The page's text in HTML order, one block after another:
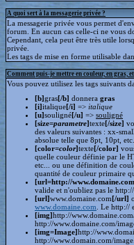
A quoi sert à la messagerie privée ?
La messagerie privée vous permet
forum. En aucun cas celle-ci ne vous
Cependant, cela peut être très utile
privée.
Les tags de mise en forme utilisable
Comment puis-je mettre en couleur, en gras,
Vous pouvez utilisez les tags suivants
[b]gras[/b] donnera gras
[i]italique[/i] => italique
[u]souligné[/u] => souligné
[size=parametre]texte[/size]
des valeurs suivantes : xx-
absolue telle que 8pt, 10pt, etc...
[color=color]texte[/color]
quelle couleur définie par le
etc... ou une définition de
quantité de couleur primaire
[url=http://
valide et n'oubliez pas le
[url]www.domaine.com[/url]
www.domaine.com . Le http://
[img]http://
http://www.domaine.com/
[img=Image]http://
http://www.domain.com/